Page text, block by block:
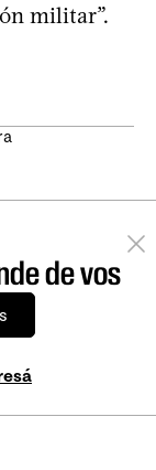
militar”.
de vos